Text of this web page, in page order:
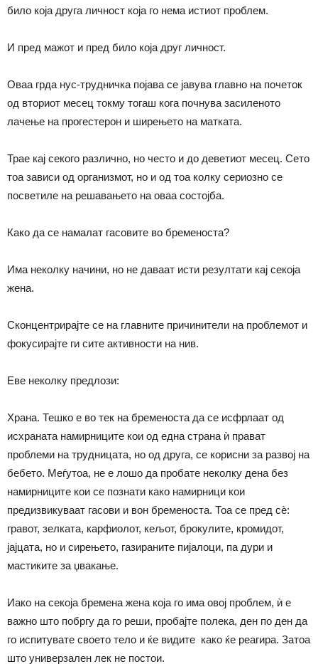
било која друга личност која го нема истиот проблем.
И пред мажот и пред било која друг личност.
Оваа грда нус-трудничка појава се јавува главно на почеток
од вториот месец токму тогаш кога почнува засиленото
лачење на прогестерон и ширењето на матката.
Трае кај секого различно, но често и до деветиот месец. Сето
тоа зависи од организмот, но и од тоа колку сериозно се
посветиле на решавањето на оваа состојба.
Како да се намалат гасовите во бременоста?
Има неколку начини, но не даваат исти резултати кај секоја
жена.
Сконцентрирајте се на главните причинители на проблемот и
фокусирајте ги сите активности на нив.
Еве неколку предлози:
Храна. Тешко е во тек на бременоста да се исфрлаат од
исхраната намирниците кои од една страна ѝ прават
проблеми на трудницата, но од друга, се корисни за развој на
бебето. Меѓутоа, не е лошо да пробате неколку дена без
намирниците кои се познати како намирници кои
предизвикуваат гасови и вон бременоста. Тоа се пред сѐ:
гравот, зелката, карфиолот, кељот, брокулите, кромидот,
јајцата, но и сирењето, газираните пијалоци, па дури и
мастиките за џвакање.
Иако на секоја бремена жена која го има овој проблем, ѝ е
важно што побргу да го реши, пробајте полека, ден по ден да
го испитувате своето тело и ќе видите како ќе реагира. Затоа
што универзален лек не постои.